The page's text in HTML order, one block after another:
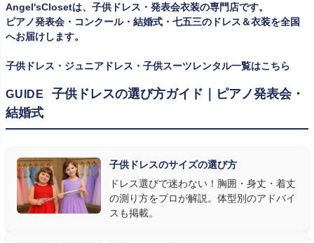
何よりお子様を輝かせます。レンタルなら、その時のジャストサイ
ズを遠慮なく選べるのが最大のメリット。胸囲・身丈の正しい測り
② 舞台で映える色・楽器に合うデザインを選ぶ
発表会の舞台は照明が強く、客席からは意外と色味が飛んで見え
ます。ネイビー・ブラック・深みのあるジュエルカラーはホールの照
す。またピアノ演奏なら落ち着いたシックなトーン、バイオリンやソ
ロ演奏なら華やかで視線を集めるデザイン、合唱やアンサンブル
なら衣装同士が調和するクラシカルな色合い、と演目に合わせた
Angel'sClosetは、子供ドレス・発表会衣装の専門店です。
ピアノ発表会・コンクール・結婚式・七五三のドレス＆衣装を全国
へお届けします。
子供ドレス・ジュニアドレス・子供スーツレンタル一覧はこちら
GUIDE
子供ドレスの選び方ガイド｜ピアノ発表会・
結婚式
子供ドレスのサイズの選び方
ドレス選びで迷わない！胸囲・身丈・着丈
の測り方をプロが解説。体型別のアドバイ
スも掲載。